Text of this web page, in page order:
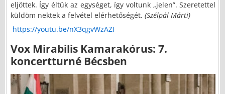
eljöttek. Így éltük az egységet, így voltunk „jelen”. Szeretettel
küldöm nektek a felvétel elérhetőségét. (Szélpál Márti)
https://youtu.be/nX3qgvWzAZI
Vox Mirabilis Kamarakórus: 7.
koncertturné Bécsben